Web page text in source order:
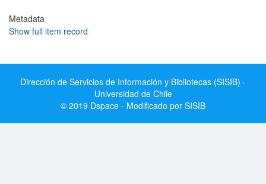
Metadata
Show full item record
Dirección de Servicios de Información y Bibliotecas (SISIB) -
Universidad de Chile
© 2019 Dspace - Modificado por SISIB